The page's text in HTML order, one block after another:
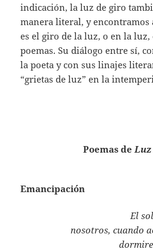
indicación, la luz de giro
manera literal, y encontramos
es el giro de la luz, o en la luz,
poemas. Su diálogo entre sí,
la poeta y con sus linajes
“grietas de luz” en la
Poemas deLuz
Emancipación
El
nosotros, cuando